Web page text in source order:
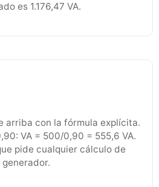
es 1.176,47 VA.
arriba con la fórmula explícita.
VA = 500/0,90 = 555,6 VA.
pide cualquier cálculo de